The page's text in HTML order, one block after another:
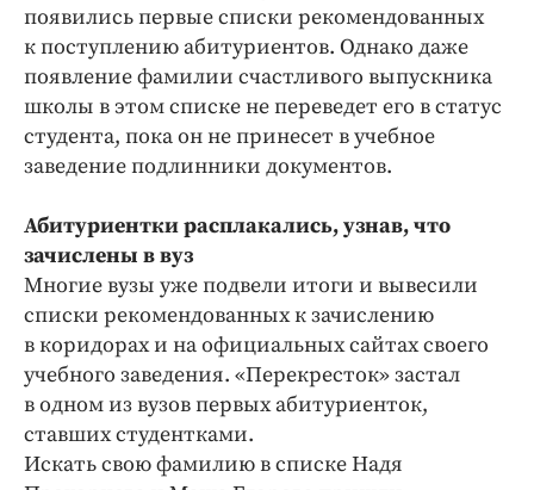
Происшествия
Спорт
Экономика и бизнес
ПРОЕКТЫ
Издания
Медиаперсона
Интересное чтиво
Клиника года
Бренд года
Работодатель года
появились первые списки рекомендованных
к поступлению абитуриентов. Однако даже
появление фамилии счастливого выпускника
школы в этом списке не переведет его в статус
студента, пока он не принесет в учебное
заведение подлинники документов.
Абитуриентки расплакались, узнав, что
зачислены в вуз
Многие вузы уже подвели итоги и вывесили
списки рекомендованных к зачислению
в коридорах и на официальных сайтах своего
учебного заведения. «Перекресток» застал
в одном из вузов первых абитуриенток,
ставших студентками.
Искать свою фамилию в списке Надя